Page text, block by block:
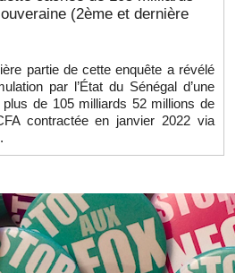
(2ème et dernière
partie de cette enquête a révélé
par l’État du Sénégal d’une
plus de 105 milliards 52 millions de
contractée en janvier 2022 via